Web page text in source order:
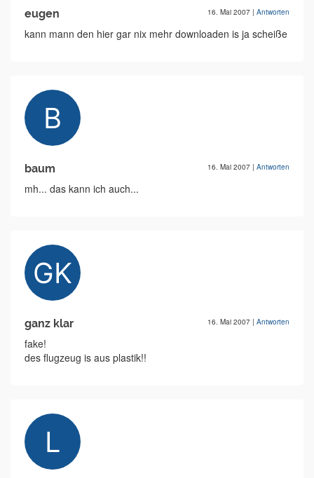
eugen 16. Mai 2007 | Antworten
kann mann den hier gar nix mehr downloaden is ja scheiße
baum 16. Mai 2007 | Antworten
mh... das kann ich auch...
ganz klar 16. Mai 2007 | Antworten
fake!
des flugzeug is aus plastik!!